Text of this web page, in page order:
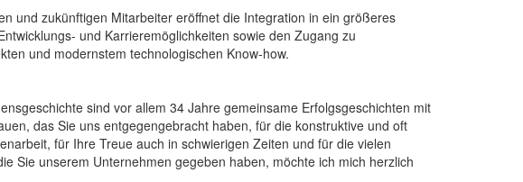
und zukünftigen Mitarbeiter eröffnet die Integration in ein größeres
und Karrieremöglichkeiten sowie den Zugang zu
und modernstem technologischen Know-how.
sind vor allem 34 Jahre gemeinsame Erfolgsgeschichten mit
das Sie uns entgegengebracht haben, für die konstruktive und oft
für Ihre Treue auch in schwierigen Zeiten und für die vielen
Sie unserem Unternehmen gegeben haben, möchte ich mich herzlich